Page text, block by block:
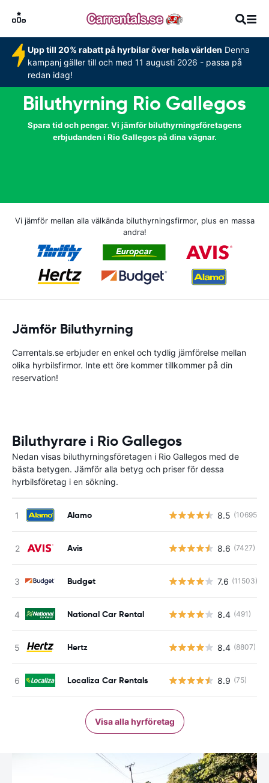
Upp till 20% rabatt på hyrbilar över hela världen Denna
kampanj gäller till och med 11 augusti 2026 - passa på
redan idag!
Biluthyrning Rio Gallegos
Spara tid och pengar. Vi jämför biluthyrningsföretagens
erbjudanden i Rio Gallegos på dina vägnar.
Vi jämför mellan alla välkända biluthyrningsfirmor, plus en massa
andra!
Jämför Biluthyrning
Carrentals.se erbjuder en enkel och tydlig jämförelse mellan
olika hyrbilsfirmor. Inte ett öre kommer tillkommer på din
reservation!
Biluthyrare i Rio Gallegos
Nedan visas biluthyrningsföretagen i Rio Gallegos med de
bästa betygen. Jämför alla betyg och priser för dessa
hyrbilsföretag i en sökning.
Alamo 8.5 (10695)
Avis 8.6 (7427)
Budget 7.6 (11503)
National Car Rental 8.4 (491)
Hertz 8.4 (8807)
Localiza Car Rentals 8.9 (75)
Visa alla hyrföretag